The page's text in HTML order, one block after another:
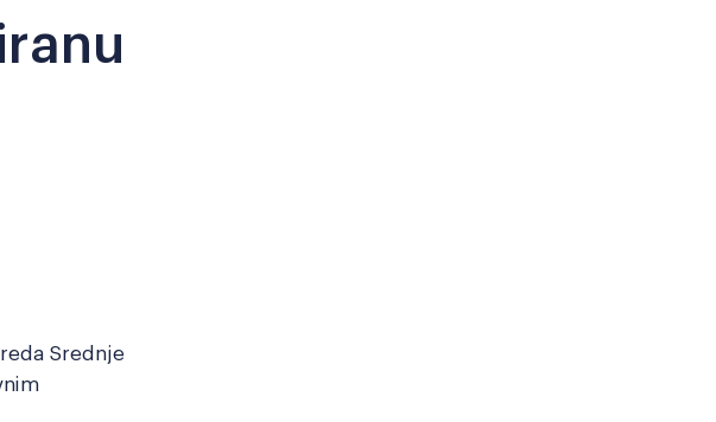
Srednje